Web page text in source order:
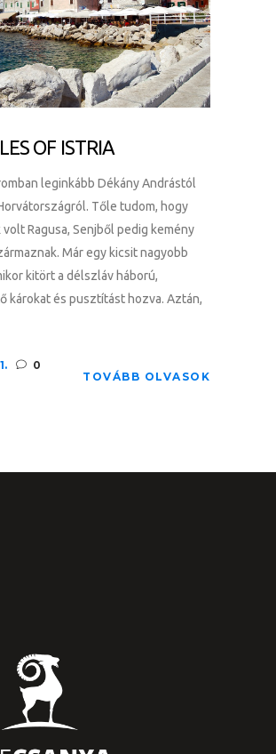
OF ISTRIA
leginkább Dékány Andrástól
Tőle tudom, hogy
Ragusa, Senjből pedig kemény
Már egy kicsit nagyobb
kitört a délszláv háború,
károkat és pusztítást hozva. Aztán,
0
TOVÁBB OLVASOK